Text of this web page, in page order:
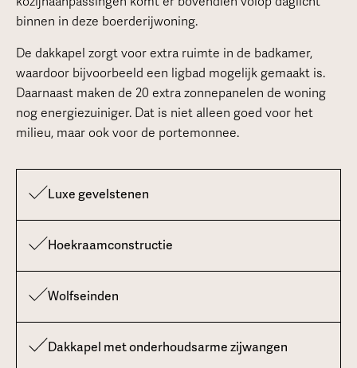
binnen in deze boerderijwoning.
De dakkapel zorgt voor extra ruimte in de badkamer,
waardoor bijvoorbeeld een ligbad mogelijk gemaakt is.
Daarnaast maken de 20 extra zonnepanelen de woning
nog energiezuiniger. Dat is niet alleen goed voor het
milieu, maar ook voor de portemonnee.
Luxe gevelstenen
Hoekraamconstructie
Wolfseinden
Dakkapel met onderhoudsarme zijwangen